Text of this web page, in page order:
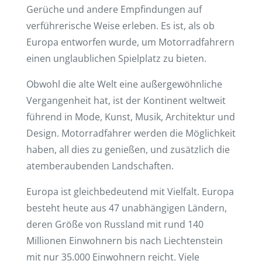
Gerüche und andere Empfindungen auf
verführerische Weise erleben. Es ist, als ob
Europa entworfen wurde, um Motorradfahrern
einen unglaublichen Spielplatz zu bieten.
Obwohl die alte Welt eine außergewöhnliche
Vergangenheit hat, ist der Kontinent weltweit
führend in Mode, Kunst, Musik, Architektur und
Design. Motorradfahrer werden die Möglichkeit
haben, all dies zu genießen, und zusätzlich die
atemberaubenden Landschaften.
Europa ist gleichbedeutend mit Vielfalt. Europa
besteht heute aus 47 unabhängigen Ländern,
deren Größe von Russland mit rund 140
Millionen Einwohnern bis nach Liechtenstein
mit nur 35.000 Einwohnern reicht. Viele